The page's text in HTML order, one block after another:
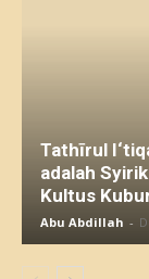
Tathīrul
adalah
Kultus
Abu Abdillah -